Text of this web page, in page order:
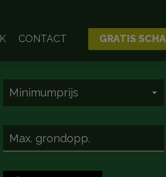
CONTACT GRATIS
Minimumprijs